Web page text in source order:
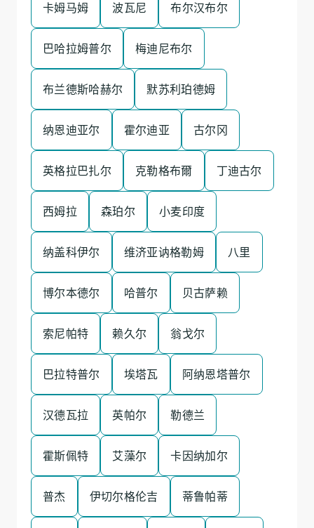
卡姆马姆 波瓦尼 布尔汉布尔
巴哈拉姆普尔 梅迪尼布尔
布兰德斯哈赫尔 默苏利珀德姆
纳恩迪亚尔 霍尔迪亚 古尔冈
英格拉巴扎尔 克勒格布爾 丁迪古尔
西姆拉 森珀尔 小麦印度
纳盖科伊尔 维济亚讷格勒姆 八里
博尔本德尔 哈普尔 贝古萨赖
索尼帕特 赖久尔 翁戈尔
巴拉特普尔 埃塔瓦 阿纳恩塔普尔
汉德瓦拉 英帕尔 勒德兰
霍斯佩特 艾藻尔 卡因纳加尔
普杰 伊切尔格伦吉 蒂鲁帕蒂